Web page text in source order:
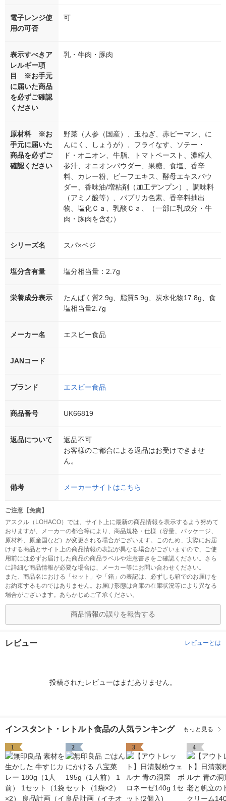
電子レンジ使
用の可否
可
表示すべきア
レルギー項
目 ※お手元
に届いた商品
を必ずご確認
ください
乳・牛肉・豚肉
原材料 ※お
手元に届いた
商品を必ずご
確認ください
野菜（人参（国産）、玉ねぎ、赤ピーマン、に
んにく、しょうが）、フライなす、ソテー・
ド・オニオン、牛脂、トマトペースト、濃縮人
参汁、オニオンパウダー、果糖、食塩、香辛
料、カレー粉、ビーフエキス、酵母エキスパウ
ダー、香味油/増粘剤（加工デンプン）、調味料
（アミノ酸等）、パプリカ色素、香辛料抽出
物、塩化Ｃａ、乳酸Ｃａ、（一部に乳成分・牛
肉・豚肉を含む）
シリーズ名 スパ×ベジ
塩分含有量 塩分相当量：2.7g
栄養成分表示
たんぱく質2.9g、脂質5.9g、炭水化物17.8g、食
塩相当量2.7g
メーカー名 エスビー食品
JANコード
ブランド エスビー食品
商品番号 UK66819
返品について
返品不可
お客様のご都合による返品はお受けできませ
ん。
備考 メーカーサイトはこちら
ご注意【免責】
アスクル（LOHACO）では、サイト上に最新の商品情報を表示するよう努めて
おりますが、メーカーの都合等により、商品規格・仕様（容量、パッケージ、
原材料、原産国など）が変更される場合がございます。このため、実際にお届
けする商品とサイト上の商品情報の表記が異なる場合がございますので、ご使
用前には必ずお届けした商品の商品ラベルや注意書きをご確認ください。さら
に詳細な商品情報が必要な場合は、メーカー等にお問い合わせください。
また、商品名における「セット」や「箱」の表記は、必ずしも箱でのお届けを
お約束するものではありません。お届け形態は倉庫の在庫状況等により異なる
場合がございます。あらかじめご了承ください。
商品情報の誤りを報告する
レビュー レビューとは
投稿されたレビューはまだありません。
インスタント・レトルト食品の人気ランキング もっと見る
1 2 3 4